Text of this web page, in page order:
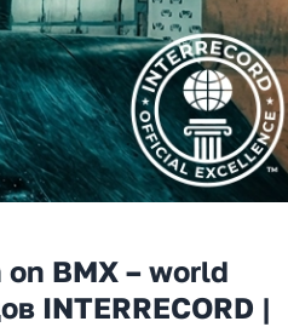
BMX – world
INTERRECORD |